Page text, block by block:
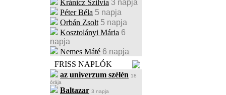
Kránicz Szilvia 3 napja
Péter Béla 5 napja
Orbán Zsolt 5 napja
Kosztolányi Mária 6
napja
Nemes Máté 6 napja
FRISS NAPLÓK
az univerzum szélén 18
órája
Baltazar 3 napja